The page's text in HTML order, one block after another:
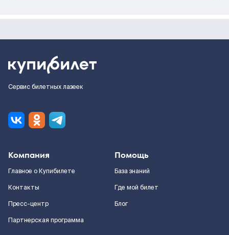
Сервис билетных лазеек
Компания
Главное о Купибилете
Контакты
Пресс-центр
Партнерская программа
Помощь
База знаний
Где мой билет
Блог